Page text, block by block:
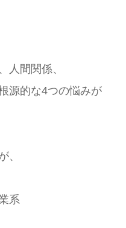
人間関係、
源的な4つの悩みが
、
系